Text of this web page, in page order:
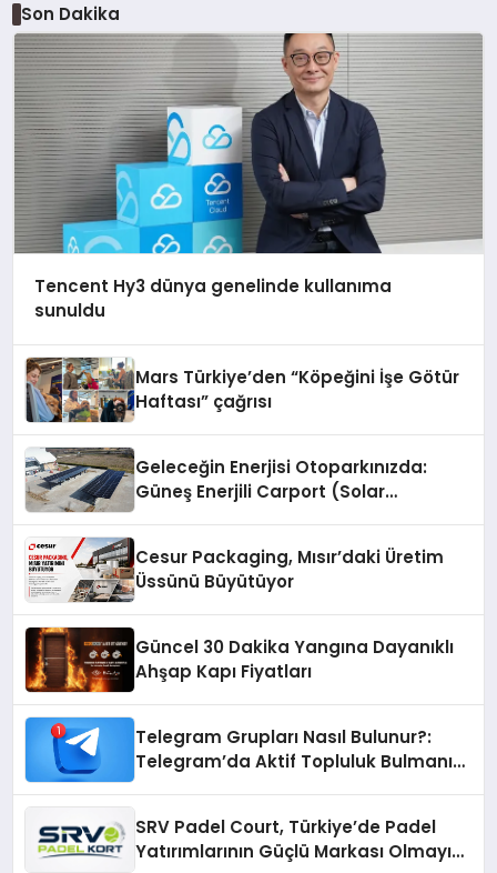
Son Dakika
Tencent Hy3 dünya genelinde kullanıma
sunuldu
Mars Türkiye’den “Köpeğini İşe Götür
Haftası” çağrısı
Geleceğin Enerjisi Otoparkınızda:
Güneş Enerjili Carport (Solar
Cesur Packaging, Mısır’daki Üretim
Üssünü Büyütüyor
Güncel 30 Dakika Yangına Dayanıklı
Ahşap Kapı Fiyatları
Telegram Grupları Nasıl Bulunur?:
Telegram’da Aktif Topluluk Bulmanın
SRV Padel Court, Türkiye’de Padel
Yatırımlarının Güçlü Markası Olmayı